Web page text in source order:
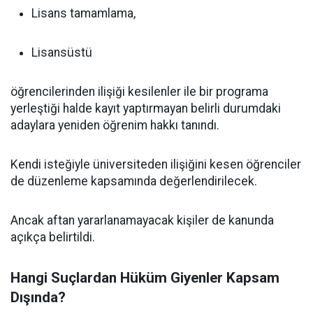
Lisans tamamlama,
Lisansüstü
öğrencilerinden ilişiği kesilenler ile bir programa
yerleştiği halde kayıt yaptırmayan belirli durumdaki
adaylara yeniden öğrenim hakkı tanındı.
Kendi isteğiyle üniversiteden ilişiğini kesen öğrenciler
de düzenleme kapsamında değerlendirilecek.
Ancak aftan yararlanamayacak kişiler de kanunda
açıkça belirtildi.
Hangi Suçlardan Hüküm Giyenler Kapsam
Dışında?